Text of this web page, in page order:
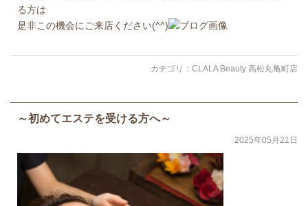
る方は
是非この機会にご来店ください(^^)
カテゴリ： CLALA Beauty 高松丸亀町店
～初めてエステを受ける方へ～
2025年05月21日